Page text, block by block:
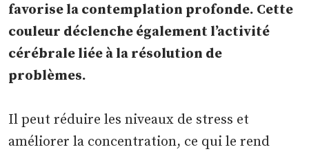
favorise la contemplation profonde. Cette
couleur déclenche également l’activité
cérébrale liée à la résolution de
problèmes.
Il peut réduire les niveaux de stress et
améliorer la concentration, ce qui le rend